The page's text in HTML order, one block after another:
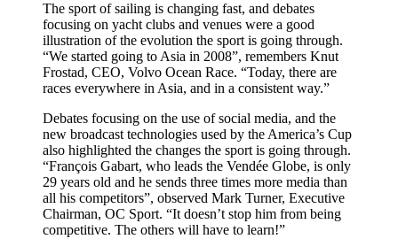
The sport of sailing is changing fast, and debates
focusing on yacht clubs and venues were a good
illustration of the evolution the sport is going through.
“We started going to Asia in 2008”, remembers Knut
Frostad, CEO, Volvo Ocean Race. “Today, there are
races everywhere in Asia, and in a consistent way.”
Debates focusing on the use of social media, and the
new broadcast technologies used by the America’s Cup
also highlighted the changes the sport is going through.
“François Gabart, who leads the Vendée Globe, is only
29 years old and he sends three times more media than
all his competitors”, observed Mark Turner, Executive
Chairman, OC Sport. “It doesn’t stop him from being
competitive. The others will have to learn!”